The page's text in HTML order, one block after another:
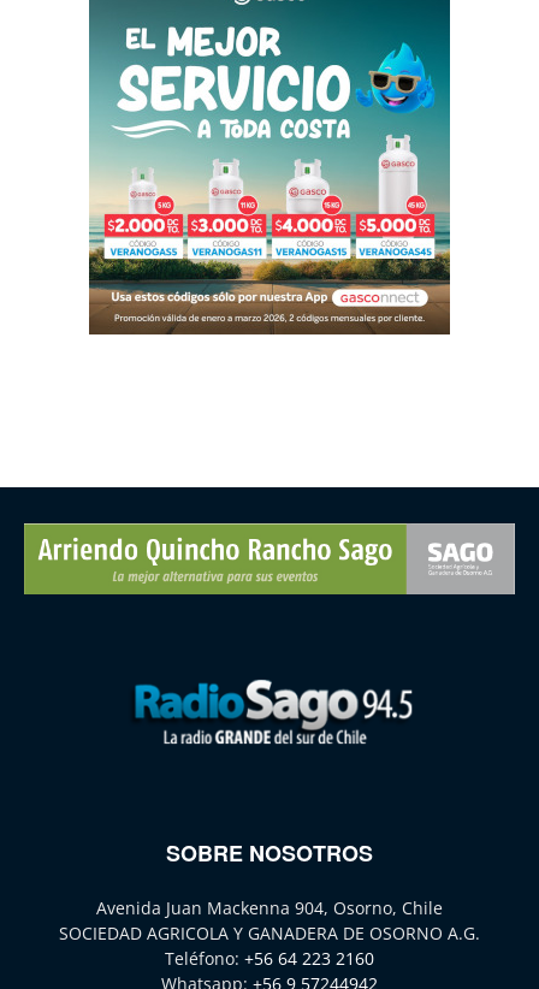
SOBRE NOSOTROS
Avenida Juan Mackenna 904, Osorno, Chile
SOCIEDAD AGRICOLA Y GANADERA DE OSORNO A.G.
Teléfono: +56 64 223 2160
Whatsapp: +56 9 57244942